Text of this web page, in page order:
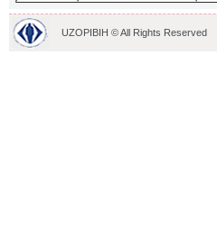
UZOPIBIH © All Rights Reserved